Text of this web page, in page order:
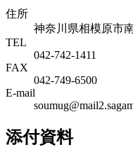
住所
神奈川県相模原市
TEL
042-742-1411
FAX
042-749-6500
E-mail
添付資料